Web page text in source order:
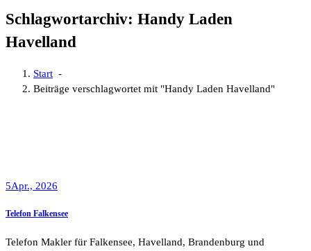
Schlagwortarchiv: Handy Laden
Havelland
Start -
Beiträge verschlagwortet mit "Handy Laden Havelland"
5Apr., 2026
Telefon Falkensee
Telefon Makler für Falkensee, Havelland, Brandenburg und